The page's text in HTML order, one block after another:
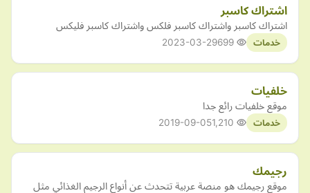
اشتراك كاسبر
اشتراك كاسبر واشتراك كاسبر فلكس واشتراك كاسبر فليكس
خدمات 2023-03-29
خلفيات
موقع خلفيات رائع جدا
خدمات 2019-09-05
رجيمك
موقع رجيمك هو منصة عربية تتحدث عن أنواع الرجيم الغذائي مثل